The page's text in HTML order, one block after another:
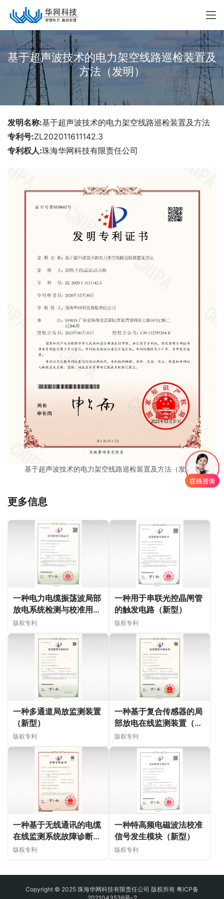
基于超声波技术的电力架空线路巡检装置及
方法（发明）
发明名称:基于超声波技术的电力架空线路巡检装置及方法
专利号:ZL202011611142.3
专利权人:珠海华网科技有限责任公司
基于超声波技术的电力架空线路巡检装置及方法（发明）
更多信息
一种电力电缆振荡波局部
放电系统检测与校准用指
数信号源（新型）
版权专利
一种用于串联光控晶闸管
的触发电路（新型）
版权专利
一种多通道局放监测装置
（新型）
版权专利
一种基于复合传感器的局
部放电在线监测装置（新
型）
版权专利
一种基于无线通讯的电缆
在线监测系统故障诊断方
法（发明）
版权专利
一种特高频电磁波法校准
信号发生模块（新型）
版权专利
Copyright © 2025 珠海华网科技有限责任公司 版权所有 粤ICP备